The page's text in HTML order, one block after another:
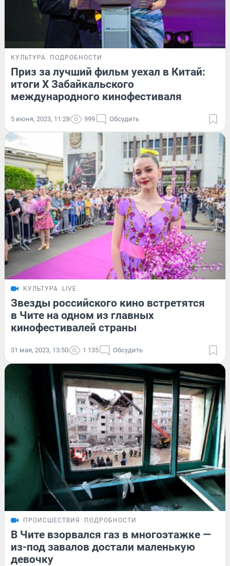
КУЛЬТУРА ПОДРОБНОСТИ
Приз за лучший фильм уехал в Китай:
итоги X Забайкальского
международного кинофестиваля
5 июня, 2023, 11:28 999 Обсудить
КУЛЬТУРА LIVE
Звезды российского кино встретятся
в Чите на одном из главных
кинофестивалей страны
31 мая, 2023, 13:50 1 135 Обсудить
ПРОИСШЕСТВИЯ ПОДРОБНОСТИ
В Чите взорвался газ в многоэтажке —
из-под завалов достали маленькую
девочку